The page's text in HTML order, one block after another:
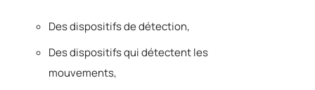
Des dispositifs de détection,
Des dispositifs qui détectent les
mouvements,